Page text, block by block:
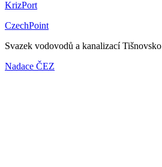
KrizPort
CzechPoint
Svazek vodovodů a kanalizací Tišnovsko
Nadace ČEZ